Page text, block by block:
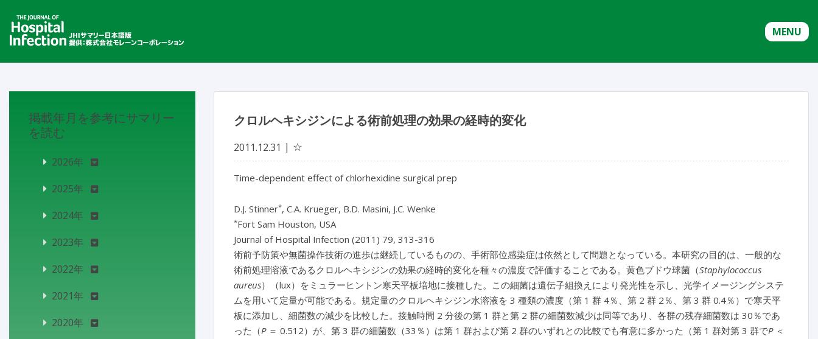
MENU
クロルヘキシジンによる術前処理の効果の経時的変化
2011.12.31 ☆
Time-dependent effect of chlorhexidine surgical prep
D.J. Stinner*, C.A. Krueger, B.D. Masini, J.C. Wenke
*Fort Sam Houston, USA
Journal of Hospital Infection (2011) 79, 313-316
術前予防策や無菌操作技術の進歩は継続しているものの、手術部位感染症は依然として問題となっている。本研究の目的は、一般的な
術前処理溶液であるクロルヘキシジンの効果の経時的変化を種々の濃度で評価することである。黄色ブドウ球菌（Staphylococcus
aureus）（lux）をミュラーヒントン寒天平板培地に接種した。この細菌は遺伝子組換えにより発光性を示し、光学イメージングシステ
ムを用いて定量が可能である。規定量のクロルヘキシジン水溶液を 3 種類の濃度（第 1 群 4％、第 2 群 2％、第 3 群 0.4％）で寒天平
板に添加し、細菌数の減少を比較した。接触時間 2 分後の第 1 群と第 2 群の細菌数減少は同等であり、各群の残存細菌数は 30％であ
った（P＝ 0.512）が、第 3 群の細菌数（33％）は第 1 群および第 2 群のいずれとの比較でも有意に多かった（第 1 群対第 3 群でP＜
掲載年月を参考にサマリー
を読む
2026年
2025年
2024年
2023年
2022年
2021年
2020年